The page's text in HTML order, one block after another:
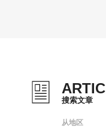
搜索文章
从地区